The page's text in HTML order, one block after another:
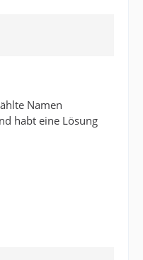
Namen
habt eine Lösung